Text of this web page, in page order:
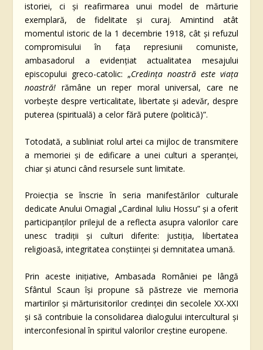
istoriei, ci și reafirmarea unui model de mărturie
exemplară, de fidelitate și curaj. Amintind atât
momentul istoric de la 1 decembrie 1918, cât și refuzul
compromisului în fața represiunii comuniste,
ambasadorul a evidențiat actualitatea mesajului
episcopului greco-catolic: „Credința noastră este viața
noastră! rămâne un reper moral universal, care ne
vorbește despre verticalitate, libertate și adevăr, despre
puterea (spirituală) a celor fără putere (politică)”.
Totodată, a subliniat rolul artei ca mijloc de transmitere
a memoriei și de edificare a unei culturi a speranței,
chiar și atunci când resursele sunt limitate.
Proiecția se înscrie în seria manifestărilor culturale
dedicate Anului Omagial „Cardinal Iuliu Hossu” și a oferit
participanților prilejul de a reflecta asupra valorilor care
unesc tradiții și culturi diferite: justiția, libertatea
religioasă, integritatea conștiinței și demnitatea umană.
Prin aceste inițiative, Ambasada României pe lângă
Sfântul Scaun își propune să păstreze vie memoria
martirilor și mărturisitorilor credinței din secolele XX-XXI
și să contribuie la consolidarea dialogului intercultural și
interconfesional în spiritul valorilor creștine europene.